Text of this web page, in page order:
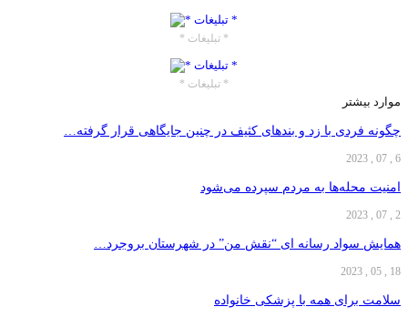
* تبلیغات *
* تبلیغات *
موارد بیشتر
چگونه فردی با زد و بندهای کثیف در چنین جایگاهی قرار گرفته…
6 , 07 , 2023
امنیت محله‌ها به مردم سپرده می‌شود
2 , 07 , 2023
همایش سواد رسانه ای “نقش من” در شهرستان بروجرد…
18 , 05 , 2023
سلامت برای همه با پزشکی خانواده